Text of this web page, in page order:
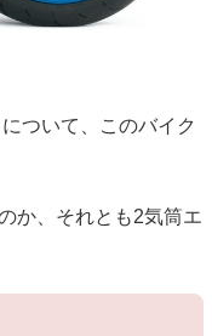
ついて、このバイク
か、それとも2気筒エ